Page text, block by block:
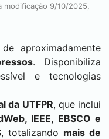
9/10/2025,
aproximadamente
. Disponibiliza
e tecnologias
da UTFPR, que inclui
IEEE, EBSCO e
, totalizando mais de